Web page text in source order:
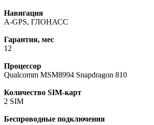
Навигация
A-GPS, ГЛОНАСС
Гарантия, мес
12
Процессор
Qualcomm MSM8994 Snapdragon 810
Количество SIM-карт
2 SIM
Беспроводные подключения